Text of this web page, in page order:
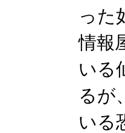
った
情報
いる
るが
いる